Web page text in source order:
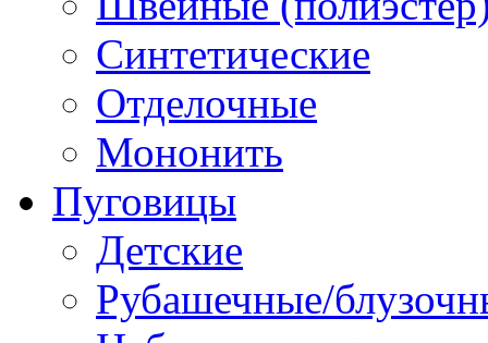
Синтетические
Отделочные
Мононить
Пуговицы
Детские
Рубашечные/